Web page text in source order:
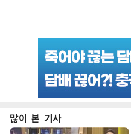
많이 본 기사